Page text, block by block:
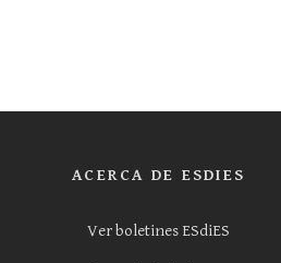
ACERCA DE ESDIES
Ver boletines ESdiES